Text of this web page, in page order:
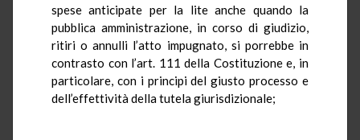
spese anticipate per la lite anche quando la
pubblica amministrazione, in corso di giudizio,
ritiri o annulli l’atto impugnato, si porrebbe in
contrasto con l’art. 111 della Costituzione e, in
particolare, con i principi del giusto processo e
dell’effettività della tutela giurisdizionale;